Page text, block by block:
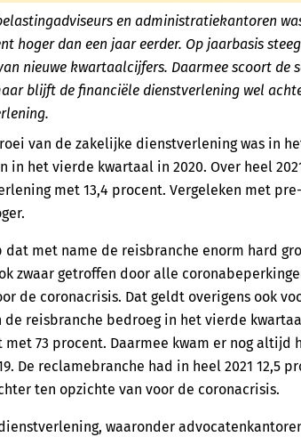
en administratiekantoren
hoger dan een jaar eerder. Op jaarbasis
nieuwe kwartaalcijfers. Daarmee scoort de
blijft de financiële dienstverlening wel
van de zakelijke dienstverlening was in
in het vierde kwartaal in 2020. Over heel
met 13,4 procent. Vergeleken met
dat met name de reisbranche enorm hard
zwaar getroffen door alle
de coronacrisis. Dat geldt overigens ook
de reisbranche bedroeg in het vierde
met 73 procent. Daarmee kwam er nog altijd
De reclamebranche had in heel 2021 12,5
ten opzichte van voor de coronacrisis.
waaronder